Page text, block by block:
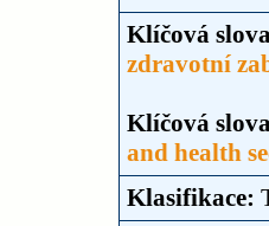
Klíčová
zdravotní
Klíčová
and health
Klasifikace: